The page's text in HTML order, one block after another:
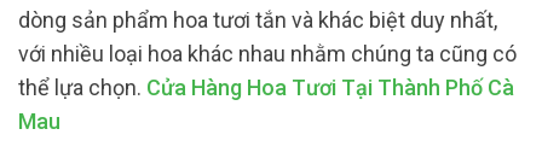
dòng sản phẩm hoa tươi tắn và khác biệt duy nhất,
với nhiều loại hoa khác nhau nhằm chúng ta cũng có
thể lựa chọn. Cửa Hàng Hoa Tươi Tại Thành Phố Cà
Mau